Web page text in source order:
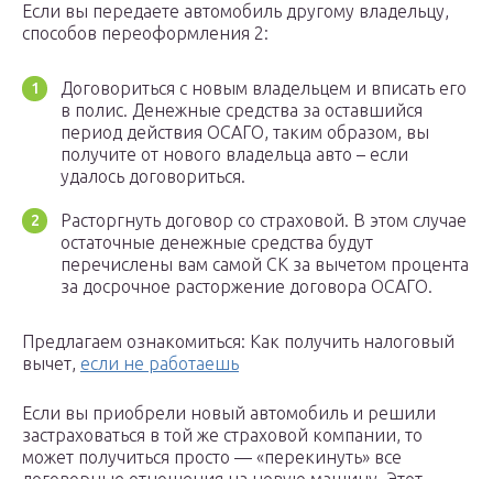
Если вы передаете автомобиль другому владельцу,
способов переоформления 2:
Договориться с новым владельцем и вписать его
в полис. Денежные средства за оставшийся
период действия ОСАГО, таким образом, вы
получите от нового владельца авто – если
удалось договориться.
Расторгнуть договор со страховой. В этом случае
остаточные денежные средства будут
перечислены вам самой СК за вычетом процента
за досрочное расторжение договора ОСАГО.
Предлагаем ознакомиться: Как получить налоговый
вычет, если не работаешь
Если вы приобрели новый автомобиль и решили
застраховаться в той же страховой компании, то
может получиться просто — «перекинуть» все